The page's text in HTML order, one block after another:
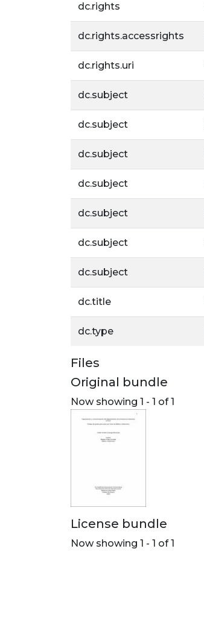
dc.rights
dc.rights.accessrights
dc.rights.uri
dc.subject
dc.subject
dc.subject
dc.subject
dc.subject
dc.subject
dc.subject
dc.title
dc.type
Files
Original bundle
Now showing 1 - 1 of 1
License bundle
Now showing 1 - 1 of 1